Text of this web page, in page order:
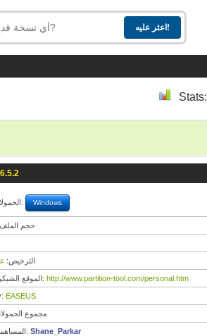
Stats:
الحمولات المتاحة: Windows
حجم
الترخيص:
الموقع الشبكي الرسمي: http://www.partition-tool.com/personal.htm
EASEUS
مجموع
المساهمة المقدمة: Shane_Parkar